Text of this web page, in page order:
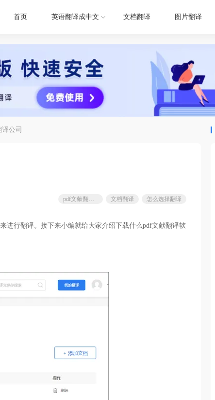
首页 英语翻译成中文 文档翻译 图片翻译
公司
pdf文献翻译软件 文档翻译 怎么选择翻译
进行翻译。接下来小编就给大家介绍下载什么pdf文献翻译软